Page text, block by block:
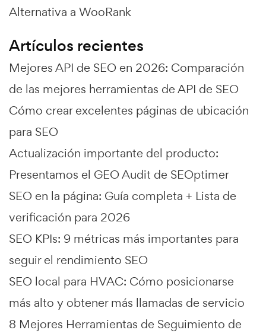
Alternativa a WooRank
Artículos recientes
Mejores API de SEO en 2026: Comparación
de las mejores herramientas de API de SEO
Cómo crear excelentes páginas de ubicación
para SEO
Actualización importante del producto:
Presentamos el GEO Audit de SEOptimer
SEO en la página: Guía completa + Lista de
verificación para 2026
SEO KPIs: 9 métricas más importantes para
seguir el rendimiento SEO
SEO local para HVAC: Cómo posicionarse
más alto y obtener más llamadas de servicio
8 Mejores Herramientas de Seguimiento de